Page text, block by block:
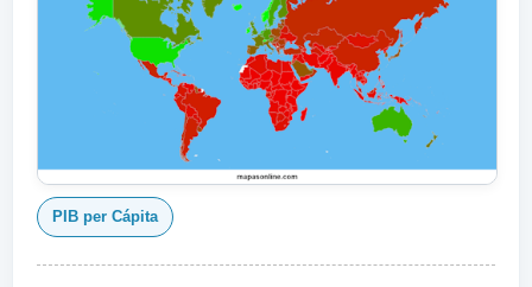
PIB per Cápita